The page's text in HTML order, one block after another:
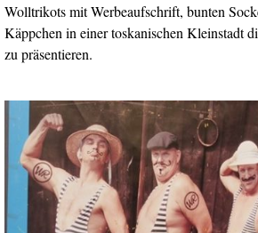
Wolltrikots mit Werbeaufschrift, bunten
Käppchen in einer toskanischen Kleinstadt
zu präsentieren.